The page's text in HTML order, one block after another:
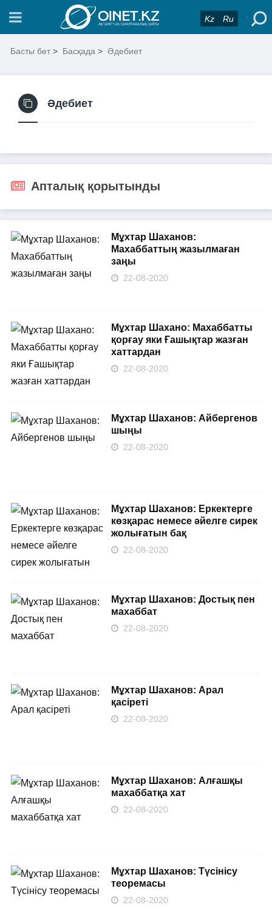
Kz Ru
Басты бет > Басқада > Әдебиет
Әдебиет
Апталық қорытынды
Мұхтар Шаханов:
Махаббаттың жазылмаған
заңы
22-08-2020
Мұхтар Шахано: Махаббатты
қорғау яки Ғашықтар жазған
хаттардан
22-08-2020
Мұхтар Шаханов: Айбергенов
шыңы
22-08-2020
Мұхтар Шаханов: Еркектерге
көзқарас немесе әйелге сирек
жолығатын бақ
22-08-2020
Мұхтар Шаханов: Достық пен
махаббат
22-08-2020
Мұхтар Шаханов: Арал
қасіреті
22-08-2020
Мұхтар Шаханов: Алғашқы
махаббатқа хат
22-08-2020
Мұхтар Шаханов: Түсінісу
теоремасы
22-08-2020